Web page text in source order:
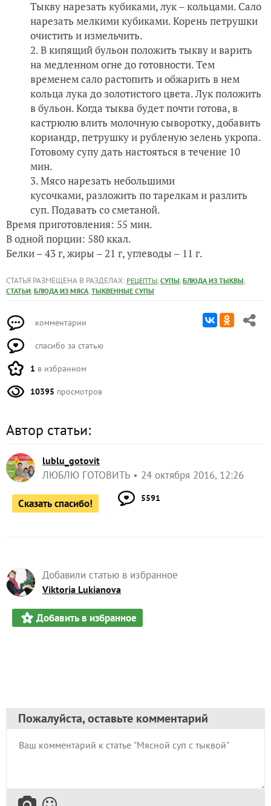
Тыкву нарезать кубиками, лук – кольцами. Сало
нарезать мелкими кубиками. Корень петрушки
очистить и измельчить.
В кипящий бульон положить тыкву и варить
на медленном огне до готовности. Тем
временем сало растопить и обжарить в нем
кольца лука до золотистого цвета. Лук положить
в бульон. Когда тыква будет почти готова, в
кастрюлю влить молочную сыворотку, добавить
кориандр, петрушку и рубленую зелень укропа.
Готовому супу дать настояться в течение 10
мин.
Мясо нарезать небольшими
кусочками, разложить по тарелкам и разлить
суп. Подавать со сметаной.
Время приготовления: 55 мин.
В одной порции: 580 ккал.
Белки – 43 г, жиры – 21 г, углеводы – 11 г.
СТАТЬЯ РАЗМЕЩЕНА В РАЗДЕЛАХ: РЕЦЕПТЫ, СУПЫ, БЛЮДА ИЗ ТЫКВЫ,
СТАТЬИ, БЛЮДА ИЗ МЯСА, ТЫКВЕННЫЕ СУПЫ
комментарии
спасибо за статью
1 в избранном
10395 просмотров
Автор статьи:
lublu_gotovit
ЛЮБЛЮ ГОТОВИТЬ 24 октября 2016, 12:26
Сказать спасибо! 5591
Добавили статью в избранное
Viktoria Lukianova
Добавить в избранное
Пожалуйста, оставьте комментарий